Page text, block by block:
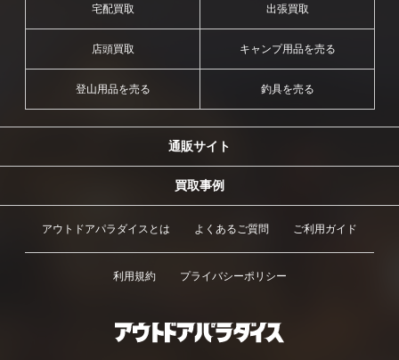
宅配買取 出張買取
店頭買取 キャンプ用品を売る
登山用品を売る 釣具を売る
通販サイト
買取事例
アウトドアパラダイスとは よくあるご質問 ご利用ガイド
利用規約 プライバシーポリシー